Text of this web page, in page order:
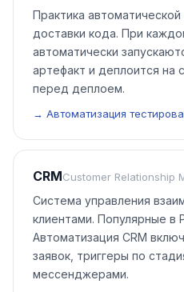
Практика
доставки кода. При
автоматически
артефакт и деплоится на
перед деплоем.
→ Автоматизация
CRMCustomer Relationship
Система управления
клиентами. Популярные в
Автоматизация CRM
заявок, триггеры по
мессенджерами.